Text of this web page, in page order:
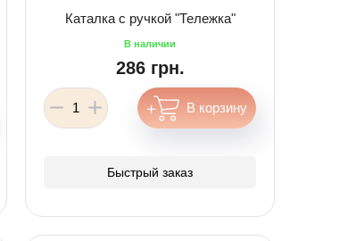
Каталка с ручкой "Тележка"
286 грн.
Быстрый заказ